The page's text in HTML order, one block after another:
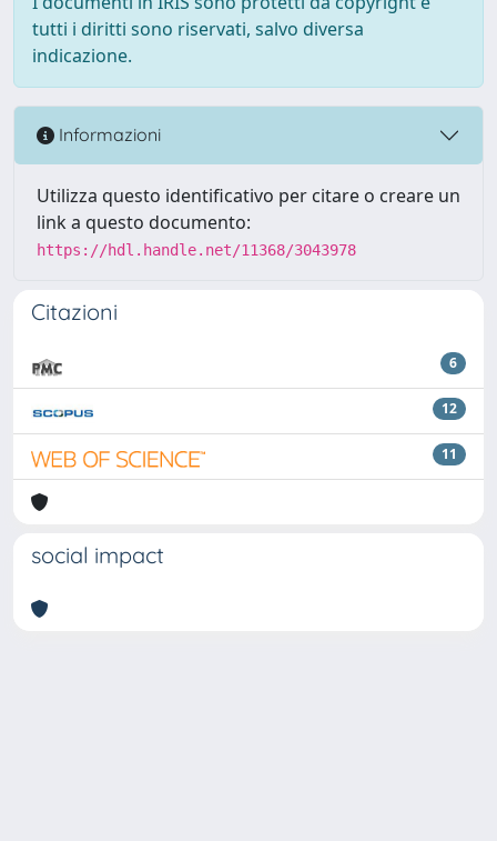
tutti i diritti sono riservati, salvo diversa
indicazione.
Informazioni
Utilizza questo identificativo per citare o creare un
link a questo documento:
https://hdl.handle.net/11368/3043978
Citazioni
6
12
11
social impact